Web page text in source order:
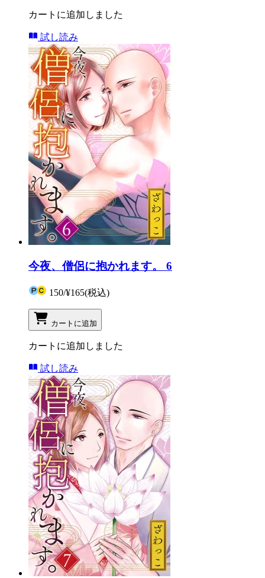
カートに追加しました
試し読み
今夜、僧侶に抱かれます。 6
150/¥165(税込)
カートに追加
カートに追加しました
試し読み